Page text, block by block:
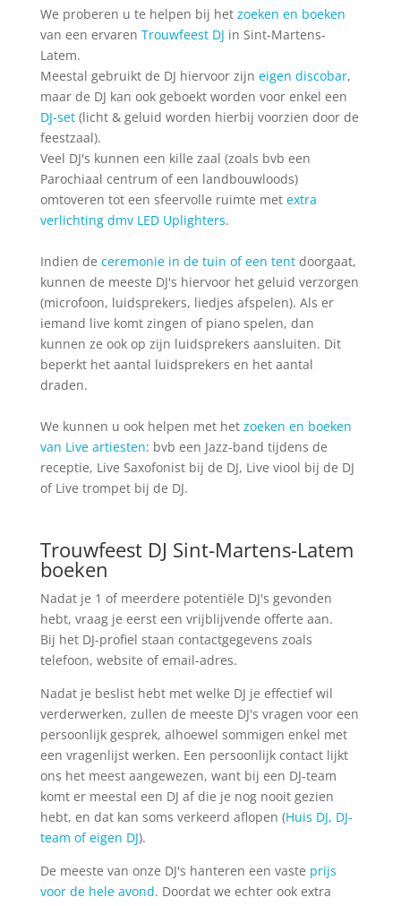
We proberen u te helpen bij het zoeken en boeken
van een ervaren Trouwfeest DJ in Sint-Martens-
Latem.
Meestal gebruikt de DJ hiervoor zijn eigen discobar,
maar de DJ kan ook geboekt worden voor enkel een
DJ-set (licht & geluid worden hierbij voorzien door de
feestzaal).
Veel DJ's kunnen een kille zaal (zoals bvb een
Parochiaal centrum of een landbouwloods)
omtoveren tot een sfeervolle ruimte met extra
verlichting dmv LED Uplighters.
Indien de ceremonie in de tuin of een tentdoorgaat,
kunnen de meeste DJ's hiervoor het geluid verzorgen
(microfoon, luidsprekers, liedjes afspelen). Als er
iemand live komt zingen of piano spelen, dan
kunnen ze ook op zijn luidsprekers aansluiten. Dit
beperkt het aantal luidsprekers en het aantal
draden.
We kunnen u ook helpen met het zoeken en boeken
van Live artiesten: bvb een Jazz-band tijdens de
receptie, Live Saxofonist bij de DJ, Live viool bij de DJ
of Live trompet bij de DJ.
Trouwfeest DJ Sint-Martens-Latem
boeken
Nadat je 1 of meerdere potentiële DJ's gevonden
hebt, vraag je eerst een vrijblijvende offerte aan.
Bij het DJ-profiel staan contactgegevens zoals
telefoon, website of email-adres.
Nadat je beslist hebt met welke DJ je effectief wil
verderwerken, zullen de meeste DJ's vragen voor een
persoonlijk gesprek, alhoewel sommigen enkel met
een vragenlijst werken. Een persoonlijk contact lijkt
ons het meest aangewezen, want bij een DJ-team
komt er meestal een DJ af die je nog nooit gezien
hebt, en dat kan soms verkeerd aflopen (Huis DJ, DJ-
team of eigen DJ).
De meeste van onze DJ's hanteren een vaste prijs
voor de hele avond. Doordat we echter ook extra